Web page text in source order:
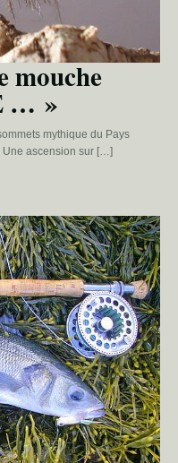
… »
mythique du Pays
Une ascension sur […]